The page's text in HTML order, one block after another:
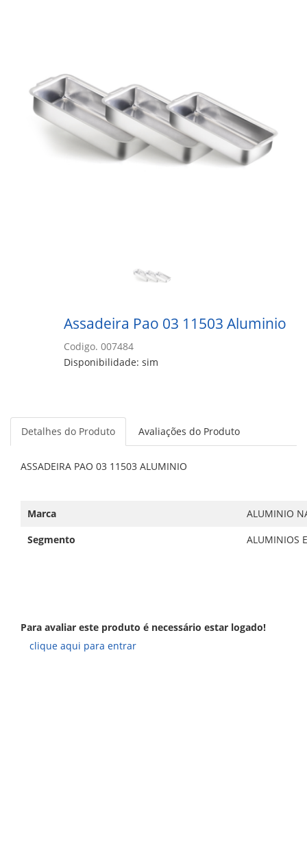
Assadeira Pao 03 11503 Aluminio
Codigo. 007484
Disponibilidade: sim
Detalhes do Produto Avaliações do Produto
ASSADEIRA PAO 03 11503 ALUMINIO
Marca
ALUMINIO
Segmento
ALUMINIOS
Para avaliar este produto é necessário estar logado!
clique aqui para entrar